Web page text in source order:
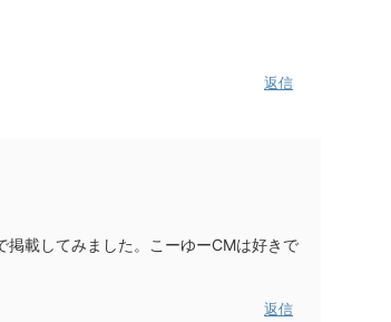
返信
載してみました。こーゆーCMは好きで
返信